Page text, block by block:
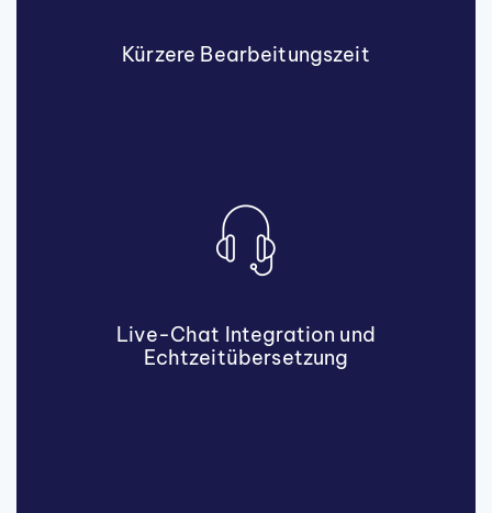
Kürzere Bearbeitungszeit
Live-Chat Integration und
Echtzeitübersetzung